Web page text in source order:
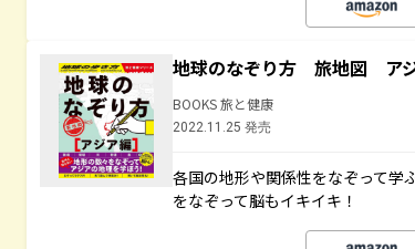
地球のなぞり方 旅地図 ア
BOOKS 旅と健康
2022.11.25 発売
各国の地形や関係性をなぞって学
をなぞって脳もイキイキ！